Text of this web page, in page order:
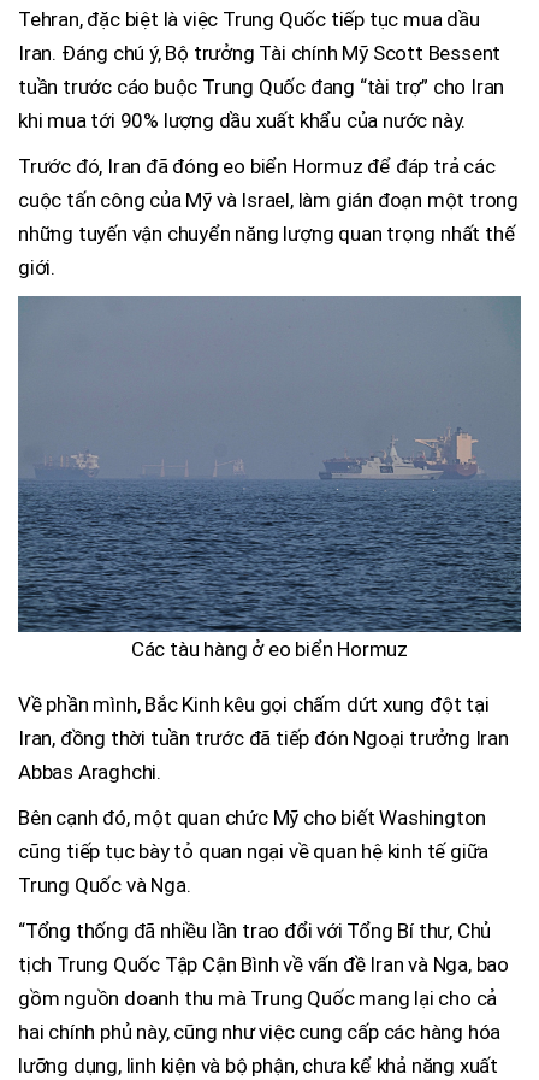
Tehran, đặc biệt là việc Trung Quốc tiếp tục mua dầu
Iran. Đáng chú ý, Bộ trưởng Tài chính Mỹ Scott Bessent
tuần trước cáo buộc Trung Quốc đang “tài trợ” cho Iran
khi mua tới 90% lượng dầu xuất khẩu của nước này.
Trước đó, Iran đã đóng eo biển Hormuz để đáp trả các
cuộc tấn công của Mỹ và Israel, làm gián đoạn một trong
những tuyến vận chuyển năng lượng quan trọng nhất thế
giới.
Các tàu hàng ở eo biển Hormuz
Về phần mình, Bắc Kinh kêu gọi chấm dứt xung đột tại
Iran, đồng thời tuần trước đã tiếp đón Ngoại trưởng Iran
Abbas Araghchi.
Bên cạnh đó, một quan chức Mỹ cho biết Washington
cũng tiếp tục bày tỏ quan ngại về quan hệ kinh tế giữa
Trung Quốc và Nga.
“Tổng thống đã nhiều lần trao đổi với Tổng Bí thư, Chủ
tịch Trung Quốc Tập Cận Bình về vấn đề Iran và Nga, bao
gồm nguồn doanh thu mà Trung Quốc mang lại cho cả
hai chính phủ này, cũng như việc cung cấp các hàng hóa
lưỡng dụng, linh kiện và bộ phận, chưa kể khả năng xuất